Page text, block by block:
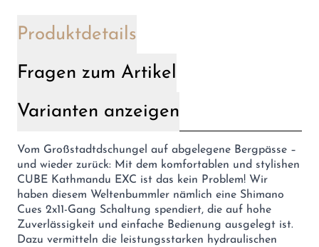
Produktdetails
Fragen zum Artikel
Varianten anzeigen
Vom Großstadtdschungel auf abgelegene Bergpässe –
und wieder zurück: Mit dem komfortablen und stylishen
CUBE Kathmandu EXC ist das kein Problem! Wir
haben diesem Weltenbummler nämlich eine Shimano
Cues 2x11-Gang Schaltung spendiert, die auf hohe
Zuverlässigkeit und einfache Bedienung ausgelegt ist.
Dazu vermitteln die leistungsstarken hydraulischen